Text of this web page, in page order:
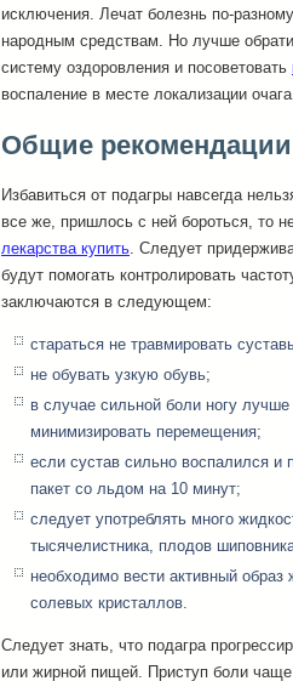
исключения. Лечат болезнь по-
народным средствам. Но лучше
систему оздоровления и посоветовать
воспаление в месте локализации
Общие
Избавиться от подагры навсегда
все же, пришлось с ней бороться, то
лекарства купить. Следует
будут помогать контролировать
заключаются в следующем:
стараться не травмировать
не обувать узкую обувь;
в случае сильной боли ногу
минимизировать перемещения;
если сустав сильно воспалился и
пакет со льдом на 10 минут;
следует употреблять много
тысячелистника, плодов
необходимо вести активный
солевых кристаллов.
Следует знать, что подагра
или жирной пищей. Приступ боли чаще